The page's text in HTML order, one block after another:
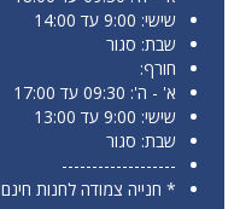
שישי: 9:00 עד 14:00
שבת: סגור
חורף:
א' - ה': 09:30 עד 17:00
שישי: 9:00 עד 13:00
שבת: סגור
-------------------
* חנייה צמודה לחנות חינם